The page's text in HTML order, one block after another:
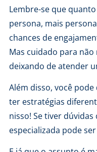
Lembre-se que
persona, mais
chances de
Mas cuidado para
deixando de atender
Além disso, você
ter estratégias
nisso! Se tiver
especializada pode